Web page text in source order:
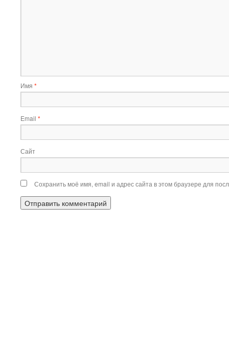
Имя *
Email *
Сайт
Сохранить моё имя, email и адрес сайта в этом браузере для